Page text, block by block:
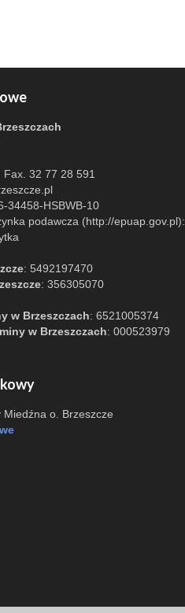
32 77 28 591
34458-HSBWB-10
podawcza (http://epuap.gov.pl):
: 5492197470
: 356305070
w Brzeszczach: 6521005374
w Brzeszczach: 000523979
Miedźna o. Brzeszcze